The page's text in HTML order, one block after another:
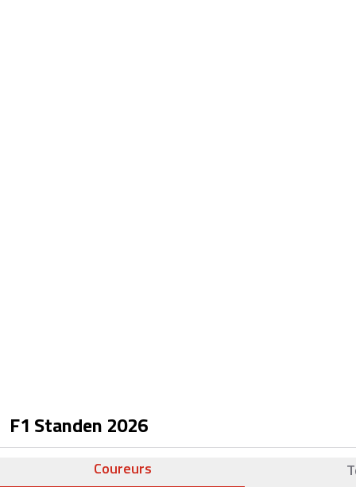
F1 Standen 2026
Coureurs